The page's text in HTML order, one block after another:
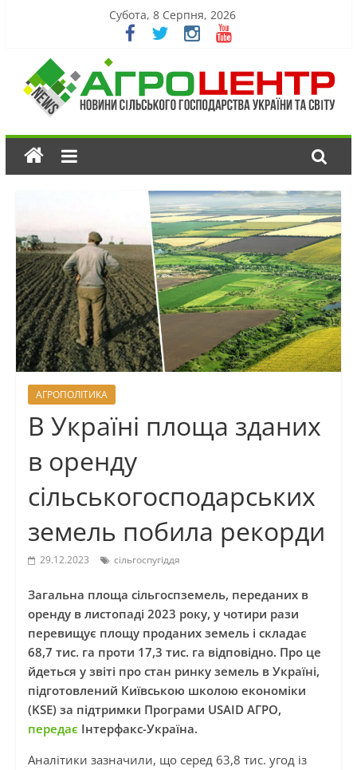
Субота, 8 Серпня, 2026
АГРОПОЛІТИКА
В Україні площа зданих
в оренду
сільськогосподарських
земель побила рекорди
29.12.2023 сільгоспугіддя
Загальна площа сільгоспземель, переданих в
оренду в листопаді 2023 року, у чотири рази
перевищує площу проданих земель і складає
68,7 тис. га проти 17,3 тис. га відповідно. Про це
йдеться у звіті про стан ринку земель в Україні,
підготовлений Київською школою економіки
(KSE) за підтримки Програми USAID АГРО,
передає Інтерфакс-Україна.
Аналітики зазначили, що серед 63,8 тис. угод із